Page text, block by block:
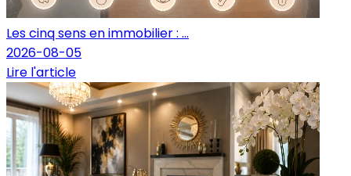
Les cinq sens en immobilier : ...
2026-08-05
Lire l'article